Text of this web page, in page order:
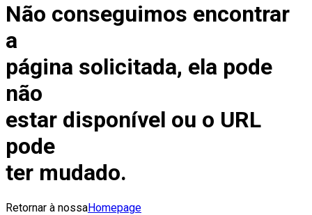
Não conseguimos encontrar
a
página solicitada, ela pode
não
estar disponível ou o URL
pode
ter mudado.
Retornar à nossaHomepage